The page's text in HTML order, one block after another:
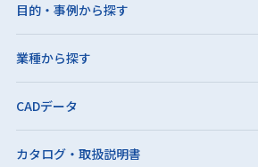
目的・事例から探す
業種から探す
CADデータ
カタログ・取扱説明書